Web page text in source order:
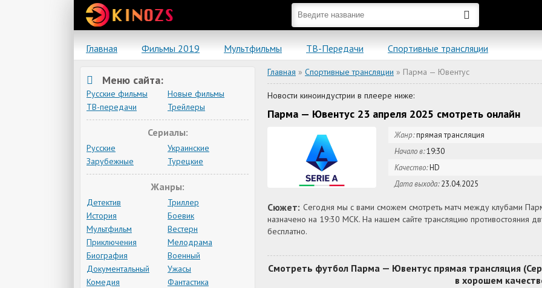
Главная Фильмы 2019 Мультфильмы ТВ-Передачи Спортивные трансляции
Главная » Спортивные трансляции » Парма — Ювентус
Новости киноиндустрии в плеере ниже:
Парма — Ювентус 23 апреля 2025 смотреть онлайн
Жанр:прямая трансляция
Начало в:19:30
Качество:HD
Дата выхода:23.04.2025
Сюжет: Сегодня мы с вами сможем смотреть матч между клубами
назначено на 19:30 МСК. На нашем сайте трансляцию противостояния
бесплатно.
Смотреть футбол Парма — Ювентус прямая трансляция
в хорошем
Меню сайта:
Русские фильмы
Новые фильмы
ТВ-передачи
Трейлеры
Сериалы:
Русские
Украинские
Зарубежные
Турецкие
Жанры:
Детектив
Триллер
История
Боевик
Мультфильм
Вестерн
Приключения
Мелодрама
Биография
Военный
Документальный
Ужасы
Комедия
Фантастика